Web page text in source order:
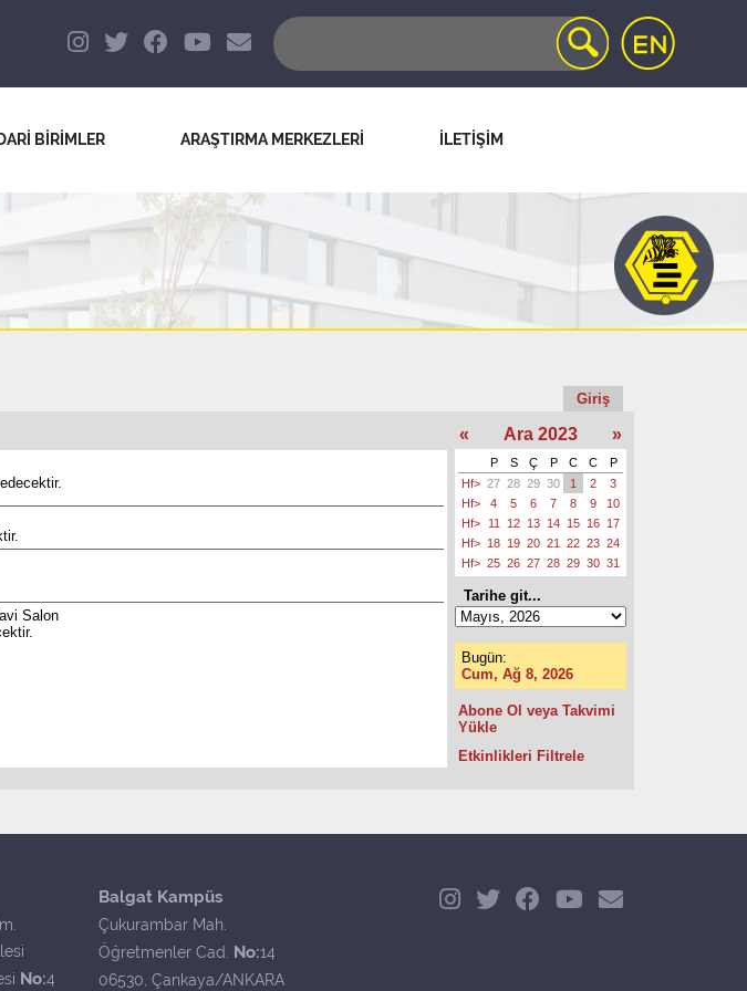
İDARİ BİRİMLER ARAŞTIRMA MERKEZLERİ İLETİŞİM
Giriş
Salon
« Ara 2023 »
P S Ç P C C
P
Hf> 27 28 29 30 1 2
3
Hf>
4 5 6 7 8 9
10
Hf>
11 12 13 14 15 16 17
Hf> 18 19 20 21 22 23 24
Hf> 25 26 27 28 29 30 31
Tarihe git...
Bugün:
Cum, Ağ 8, 2026
Abone Ol veya Takvimi
Yükle
Etkinlikleri Filtrele
No:4
Balgat Kampüs
Çukurambar Mah.
Öğretmenler Cad. No:14
06530, Çankaya/ANKARA